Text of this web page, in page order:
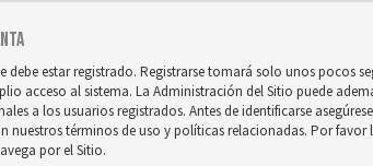
debe estar registrado. Registrarse tomará solo unos pocos
acceso al sistema. La Administración del Sitio puede
a los usuarios registrados. Antes de identificarse
nuestros términos de uso y políticas relacionadas. Por favor
por el Sitio.